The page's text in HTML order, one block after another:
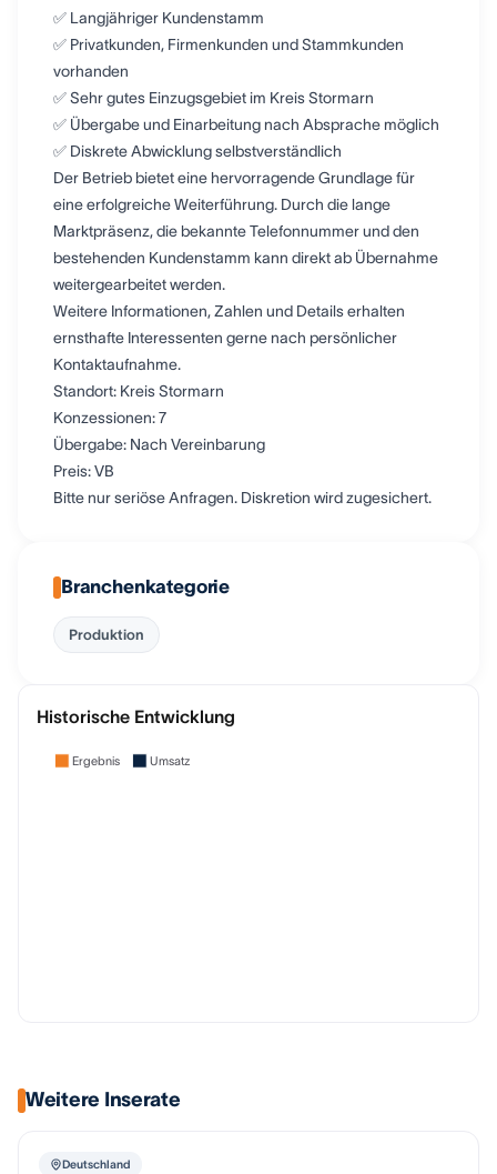
✅ Langjähriger Kundenstamm
✅ Privatkunden, Firmenkunden und Stammkunden
vorhanden
✅ Sehr gutes Einzugsgebiet im Kreis Stormarn
✅ Übergabe und Einarbeitung nach Absprache möglich
✅ Diskrete Abwicklung selbstverständlich
Der Betrieb bietet eine hervorragende Grundlage für
eine erfolgreiche Weiterführung. Durch die lange
Marktpräsenz, die bekannte Telefonnummer und den
bestehenden Kundenstamm kann direkt ab Übernahme
weitergearbeitet werden.
Weitere Informationen, Zahlen und Details erhalten
ernsthafte Interessenten gerne nach persönlicher
Kontaktaufnahme.
Standort: Kreis Stormarn
Konzessionen: 7
Übergabe: Nach Vereinbarung
Preis: VB
Bitte nur seriöse Anfragen. Diskretion wird zugesichert.
Branchenkategorie
Produktion
Historische Entwicklung
Ergebnis Umsatz
Weitere Inserate
Deutschland